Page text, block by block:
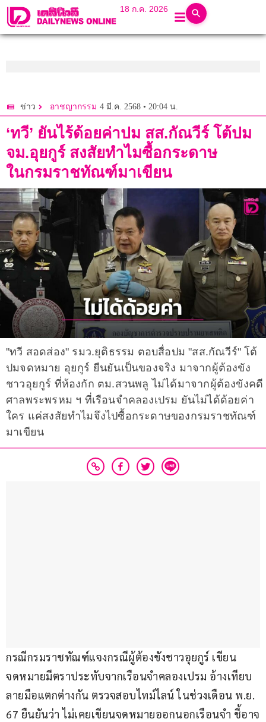
18 ก.ค. 2026
ข่าว อาชญากรรม 4 มี.ค. 2568 • 20:04 น.
‘ทวี’ ยันไร้ด้อยค่าปม สส.กัณวีร์ โต้ปม
จม.อุยกูร์ สงสัยทำไมซื้อกระดาษ
ในกรมราชทัณฑ์มาเขียน
"ทวี สอดส่อง" รมว.ยุติธรรม ตอบสื่อปม "สส.กัณวีร์" โต้
ปมจดหมาย อุยกูร์ ยืนยันเป็นของจริง มาจากผู้ต้องขัง
ชาวอุยกูร์ ที่ห้องกัก ตม.สวนพลู ไม่ได้มาจากผู้ต้องขังคดี
ศาลพระพรหม ฯ ที่เรือนจำคลองเปรม ยันไม่ได้ด้อยค่า
ใคร แค่สงสัยทำไมจึงไปซื้อกระดาษของกรมราชทัณฑ์
มาเขียน
กรณีกรมราชทัณฑ์แจงกรณีผู้ต้องขังชาวอุยกูร์ เขียน
จดหมายมีตราประทับจากเรือนจำคลองเปรม อ้างเทียบ
ลายมือแตกต่างกัน ตรวจสอบไทม์ไลน์ ในช่วงเดือน พ.ย.
67 ยืนยันว่า ไม่เคยเขียนจดหมายออกนอกเรือนจำ ชี้อาจ